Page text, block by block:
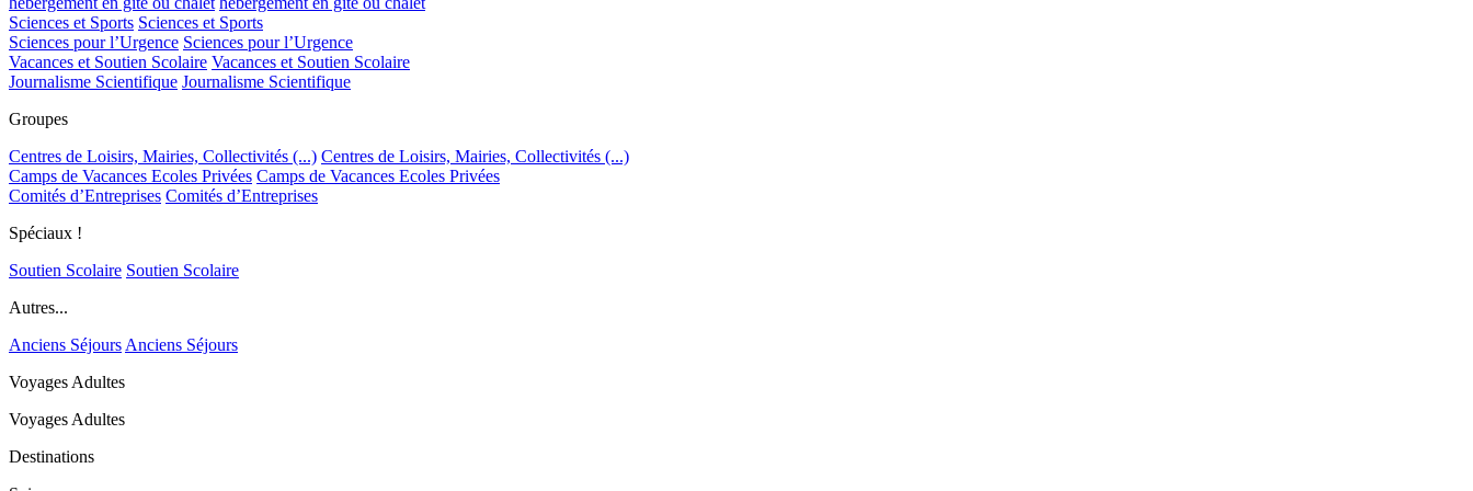
Sciences et Sports Sciences et Sports
Sciences pour l’Urgence Sciences pour l’Urgence
Vacances et Soutien Scolaire Vacances et Soutien Scolaire
Journalisme Scientifique Journalisme Scientifique
Groupes
Centres de Loisirs, Mairies, Collectivités (...) Centres de Loisirs, Mairies, Collectivités (...)
Camps de Vacances Ecoles Privées Camps de Vacances Ecoles Privées
Comités d’Entreprises Comités d’Entreprises
Spéciaux !
Soutien Scolaire Soutien Scolaire
Autres...
Anciens Séjours Anciens Séjours
Voyages Adultes
Voyages Adultes
Destinations